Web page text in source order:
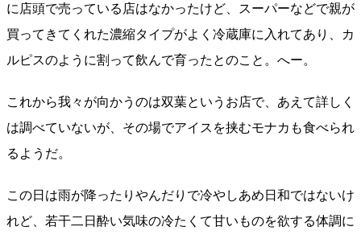
に店頭で売っている店はなかったけど、スーパーなどで親が
買ってきてくれた濃縮タイプがよく冷蔵庫に入れてあり、カ
ルピスのように割って飲んで育ったとのこと。へー。
これから我々が向かうのは双葉というお店で、あえて詳しく
は調べていないが、その場でアイスを挟むモナカも食べられ
るようだ。
この日は雨が降ったりやんだりで冷やしあめ日和ではないけ
れど、若干二日酔い気味の冷たくて甘いものを欲する体調に